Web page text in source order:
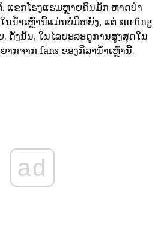
ແຂກໂຮງແຮມຫຼາຍຄົນມັກ ຫາດປ່າ
ນນ້ໍາເຫຼົ່ານີ້ແມ່ນບໍ່ມີຫຍັງ, ແຕ່ surfing
ດັ່ງນັ້ນ, ໃນໄລຍະລະດູການສູງສຸດໃນ
າກຈາກ fans ຂອງກິລານ້ໍາເຫຼົ່ານີ້.
ad